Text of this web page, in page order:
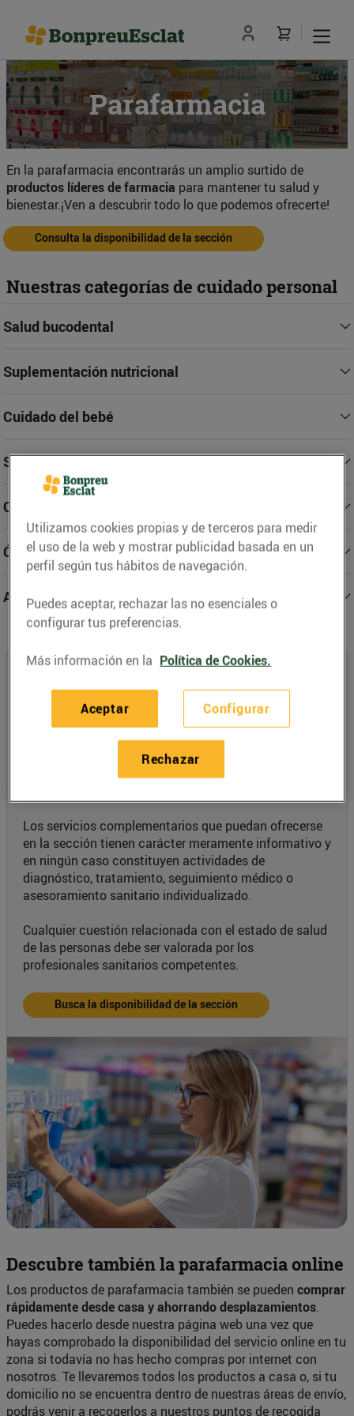
Parafarmacia
En la parafarmacia encontrarás un amplio surtido de
productos líderes de farmacia para mantener tu salud y
bienestar.¡Ven a descubrir todo lo que podemos ofrecerte!
Consulta la disponibilidad de la sección
Nuestras categorías de cuidado personal
Salud bucodental
Suplementación nutricional
Cuidado del bebé
Salud deportiva y ortopedia
Cosmética dermatológica y cuidado capilar
Óptica
Aromaterapia
parafarmacia
Además, en esta sección también podrás encontrar a
profesionales especializados en productos de
que te orientarán sobre las
Los servicios complementarios que puedan ofrecerse
en la sección tienen carácter meramente informativo y
en ningún caso constituyen actividades de
diagnóstico, tratamiento, seguimiento médico o
asesoramiento sanitario individualizado.
Cualquier cuestión relacionada con el estado de salud
de las personas debe ser valorada por los
profesionales sanitarios competentes.
Busca la disponibilidad de la sección
Descubre también la parafarmacia online
Los productos de parafarmacia también se pueden comprar
rápidamente desde casa y ahorrando desplazamientos.
Puedes hacerlo desde nuestra página web una vez que
hayas comprobado la disponibilidad del servicio online en tu
zona si todavía no has hecho compras por internet con
nosotros. Te llevaremos todos los productos a casa o, si tu
domicilio no se encuentra dentro de nuestras áreas de envío,
podrás venir a recogerlos a nuestros puntos de recogida
Utilizamos cookies propias y de terceros para medir
el uso de la web y mostrar publicidad basada en un
perfil según tus hábitos de navegación.
Puedes aceptar, rechazar las no esenciales o
configurar tus preferencias.
Más información en la Política de Cookies.
Configurar
Rechazar
Aceptar